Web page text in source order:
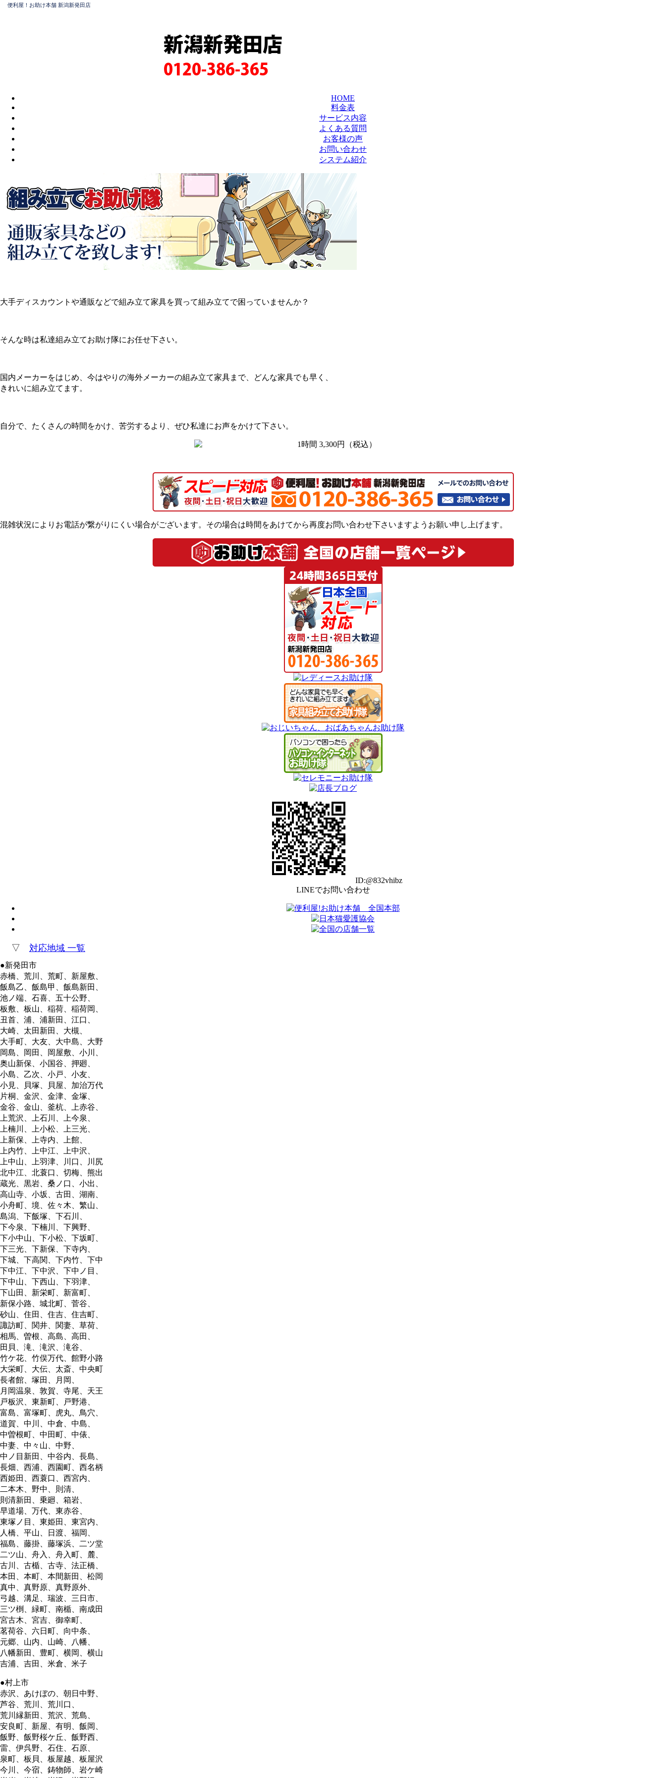
便利屋！お助け本舗 新潟新発田店
新潟新発田店
0120-386-365
HOME
料金表
サービス内容
よくある質問
お客様の声
お問い合わせ
システム紹介
大手ディスカウントや通販などで組み立て家具を買って組み立てで困っていませんか？
そんな時は私達組み立てお助け隊にお任せ下さい。
国内メーカーをはじめ、今はやりの海外メーカーの組み立て家具まで、どんな家具でも早く、
きれいに組み立てます。
自分で、たくさんの時間をかけ、苦労するより、ぜひ私達にお声をかけて下さい。
混雑状況によりお電話が繋がりにくい場合がございます。その場合は時間をあけてから再度お問い合わせ下さいますようお願い申し上げます。
ID:@832vhibz
LINEでお問い合わせ
▽ 対応地域 一覧
●新発田市
赤橋、荒川、荒町、新屋敷、
飯島乙、飯島甲、飯島新田、
池ノ端、石喜、五十公野、
板敷、板山、稲荷、稲荷岡、
丑首、浦、浦新田、江口、
大崎、太田新田、大槻、
大手町、大友、大中島、大野
岡島、岡田、岡屋敷、小川、
奥山新保、小国谷、押廻、
小島、乙次、小戸、小友、
小見、貝塚、貝屋、加治万代
片桐、金沢、金津、金塚、
金谷、金山、釜杭、上赤谷、
上荒沢、上石川、上今泉、
上楠川、上小松、上三光、
上新保、上寺内、上館、
上内竹、上中江、上中沢、
上中山、上羽津、川口、川尻
北中江、北蓑口、切梅、熊出
蔵光、黒岩、桑ノ口、小出、
高山寺、小坂、古田、湖南、
小舟町、境、佐々木、繁山、
島潟、下飯塚、下石川、
下今泉、下楠川、下興野、
下小中山、下小松、下坂町、
下三光、下新保、下寺内、
下城、下高関、下内竹、下中
下中江、下中沢、下中ノ目、
下中山、下西山、下羽津、
下山田、新栄町、新富町、
新保小路、城北町、菅谷、
砂山、住田、住吉、住吉町、
諏訪町、関井、関妻、草荷、
相馬、曽根、高島、高田、
田貝、滝、滝沢、滝谷、
竹ケ花、竹俣万代、館野小路
大栄町、大伝、太斎、中央町
長者館、塚田、月岡、
月岡温泉、敦賀、寺尾、天王
戸板沢、東新町、戸野港、
富島、富塚町、虎丸、鳥穴、
道賀、中川、中倉、中島、
中曽根町、中田町、中俵、
中妻、中々山、中野、
中ノ目新田、中谷内、長島、
長畑、西浦、西園町、西名柄
西姫田、西蓑口、西宮内、
二本木、野中、則清、
則清新田、乗廻、箱岩、
早道場、万代、東赤谷、
東塚ノ目、東姫田、東宮内、
人橋、平山、日渡、福岡、
福島、藤掛、藤塚浜、二ツ堂
二ツ山、舟入、舟入町、麓、
古川、古楯、古寺、法正橋、
本田、本町、本間新田、松岡
真中、真野原、真野原外、
弓越、溝足、瑞波、三日市、
三ツ椡、緑町、南楯、南成田
宮古木、宮吉、御幸町、
茗荷谷、六日町、向中条、
元郷、山内、山崎、八幡、
八幡新田、豊町、横岡、横山
吉浦、吉田、米倉、米子
●村上市
赤沢、あけぼの、朝日中野、
芦谷、荒川、荒川口、
荒川縁新田、荒沢、荒島、
安良町、新屋、有明、飯岡、
飯野、飯野桜ケ丘、飯野西、
雷、伊呉野、石住、石原、
泉町、板貝、板屋越、板屋沢
今川、今宿、鋳物師、岩ケ崎